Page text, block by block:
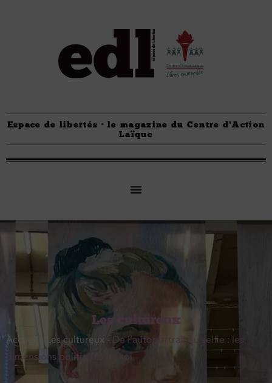
Espace de libertés · le magazine du Centre d'Action
Laïque
Les cultureux
Accueil - Les cultureux - De l’autoportrait au selfie : les
dimensions politiques du soi